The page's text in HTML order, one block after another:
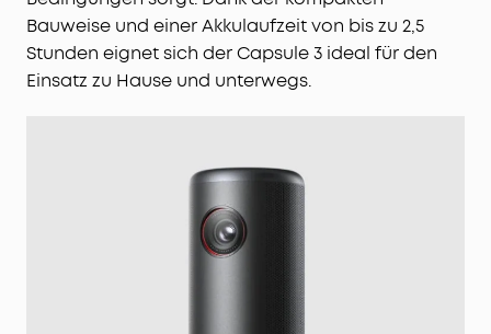
Bauweise und einer Akkulaufzeit von bis zu 2,5
Stunden eignet sich der Capsule 3 ideal für den
Einsatz zu Hause und unterwegs.